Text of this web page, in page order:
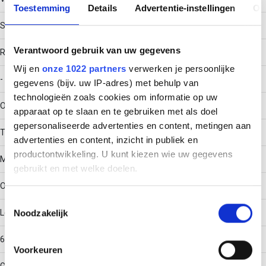
Toestemming Details Advertentie-instellingen
Verantwoord gebruik van uw gegevens
Wij en onze 1022 partners verwerken je persoonlijke
gegevens (bijv. uw IP-adres) met behulp van
technologieën zoals cookies om informatie op uw
apparaat op te slaan en te gebruiken met als doel
gepersonaliseerde advertenties en content, metingen aan
advertenties en content, inzicht in publiek en
productontwikkeling. U kunt kiezen wie uw gegevens
gebruikt en met welke doelen.
Informatie verzamelen over uw geografische locatie,
Uw apparaat identificeren door het actief te scannen
op specifieke eigenschappen (fingerprinting)
Noodzakelijk
Voorkeuren
Schroefverbinder
RAL-nummer
-
Oppervlaktebescherming
Thermisch verzinkt (Hot-dip)
Materiaalkwaliteit
Overig
Lengte
660